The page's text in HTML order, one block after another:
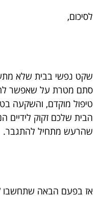
לסיכום,
שקט נפשי בבית שלא
סתם מטרת על שאפשר
טיפול מוקדם, והשקעה
הבית שלכם זקוק לידיים
שהרעש מתחיל להתגבר.
אז בפעם הבאה שתחשבו